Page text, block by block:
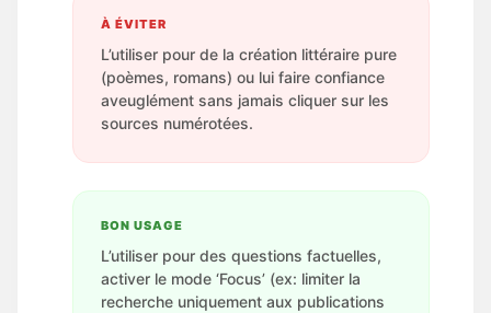
À ÉVITER
L’utiliser pour de la création littéraire pure
(poèmes, romans) ou lui faire confiance
aveuglément sans jamais cliquer sur les
sources numérotées.
BON USAGE
L’utiliser pour des questions factuelles,
activer le mode ‘Focus’ (ex: limiter la
recherche uniquement aux publications